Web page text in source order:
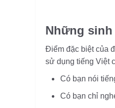
Những
Điểm đặc biệt của
sử dụng tiếng Việt
Có bạn nói
Có bạn chỉ